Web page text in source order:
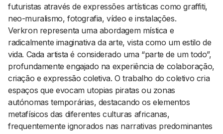
futuristas através de expressões artísticas como graffiti,
neo-muralismo, fotografia, vídeo e instalações.
Verkron representa uma abordagem mística e
radicalmente imaginativa da arte, vista como um estilo de
vida. Cada artista é considerado uma “parte de um todo”,
profundamente engajado na experiência de colaboração,
criação e expressão coletiva. O trabalho do coletivo cria
espaços que evocam utopias piratas ou zonas
autónomas temporárias, destacando os elementos
metafísicos das diferentes culturas africanas,
frequentemente ignorados nas narrativas predominantes